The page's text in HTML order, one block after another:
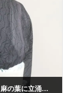
Sold Out【洗える夏小紋】薄物・夏着物・麻の葉に立涌・手縫い仕立て・裄62cm